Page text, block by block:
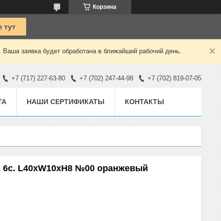
Корзина
заявка будет обработана в ближайший рабочий день.
+7 (717) 227-63-80 +7 (702) 247-44-98 +7 (702) 819-07-05
НАШИ СЕРТИФИКАТЫ КОНТАКТЫ
L40xW10xH8 №00 оранжевый